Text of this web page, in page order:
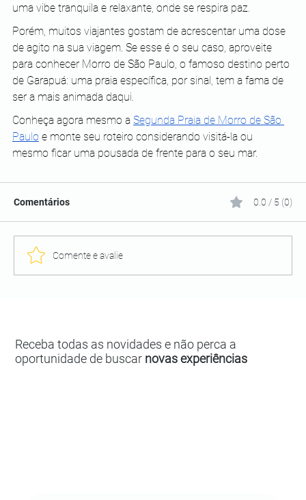
uma vibe tranquila e relaxante, onde se respira paz.
Porém, muitos viajantes gostam de acrescentar uma dose
de agito na sua viagem. Se esse é o seu caso, aproveite
para conhecer Morro de São Paulo, o famoso destino perto
de Garapuá: uma praia específica, por sinal, tem a fama de
ser a mais animada daqui.
Conheça agora mesmo a Segunda Praia de Morro de São
Paulo e monte seu roteiro considerando visitá-la ou
mesmo ficar uma pousada de frente para o seu mar.
Comentários 0.0 / 5 (0)
Comente e avalie
Receba todas as novidades e não perca a
oportunidade de buscar novas experiências